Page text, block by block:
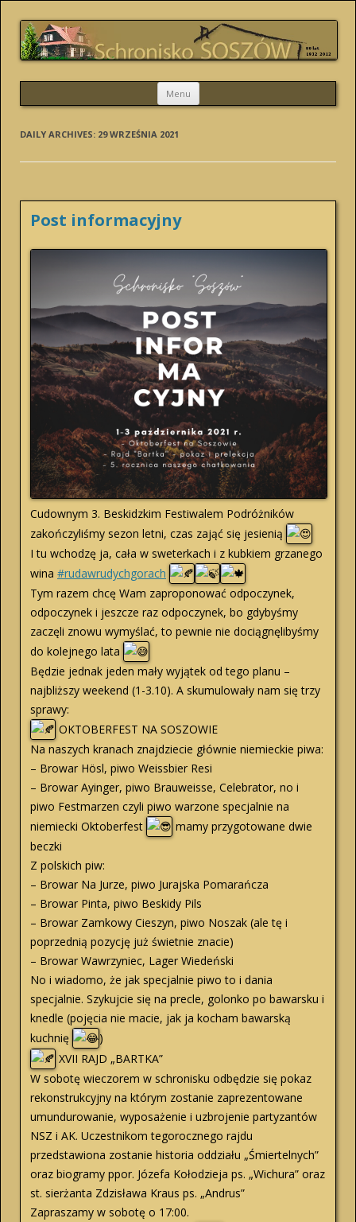
SCHRONISKO SOSZÓW
Menu Skip
content
DAILY ARCHIVES: 29 WRZEŚNIA 2021
Post informacyjny
Cudownym 3. Beskidzkim Festiwalem Podróżników
zakończyliśmy sezon letni, czas zająć się jesienią
I tu wchodzę ja, cała w sweterkach i z kubkiem grzanego
wina #rudawrudychgorach
Tym razem chcę Wam zaproponować odpoczynek,
odpoczynek i jeszcze raz odpoczynek, bo gdybyśmy
zaczęli znowu wymyślać, to pewnie nie dociągnęlibyśmy
do kolejnego lata
Będzie jednak jeden mały wyjątek od tego planu –
najbliższy weekend (1-3.10). A skumulowały nam się trzy
sprawy:
OKTOBERFEST NA SOSZOWIE
Na naszych kranach znajdziecie głównie niemieckie piwa:
– Browar Hösl, piwo Weissbier Resi
– Browar Ayinger, piwo Brauweisse, Celebrator, no i
piwo Festmarzen czyli piwo warzone specjalnie na
niemiecki Oktoberfest
mamy przygotowane dwie
beczki
Z polskich piw:
– Browar Na Jurze, piwo Jurajska Pomarańcza
– Browar Pinta, piwo Beskidy Pils
– Browar Zamkowy Cieszyn, piwo Noszak (ale tę i
poprzednią pozycję już świetnie znacie)
– Browar Wawrzyniec, Lager Wiedeński
No i wiadomo, że jak specjalnie piwo to i dania
specjalnie. Szykujcie się na precle, golonko po bawarsku i
knedle (pojęcia nie macie, jak ja kocham bawarską
kuchnię
)
XVII RAJD „BARTKA”
W sobotę wieczorem w schronisku odbędzie się pokaz
rekonstrukcyjny na którym zostanie zaprezentowane
umundurowanie, wyposażenie i uzbrojenie partyzantów
NSZ i AK. Uczestnikom tegorocznego rajdu
przedstawiona zostanie historia oddziału „Śmiertelnych”
oraz biogramy ppor. Józefa Kołodzieja ps. „Wichura” oraz
st. sierżanta Zdzisława Kraus ps. „Andrus”
Zapraszamy w sobotę o 17:00.